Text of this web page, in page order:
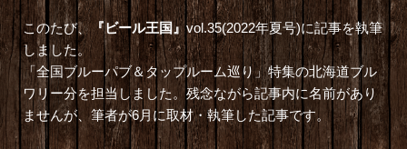
このたび、『ビール王国』vol.35(2022年夏号)に記事を執筆
しました。
「全国ブルーパブ＆タップルーム巡り」特集の北海道ブル
ワリー分を担当しました。残念ながら記事内に名前があり
ませんが、筆者が6月に取材・執筆した記事です。